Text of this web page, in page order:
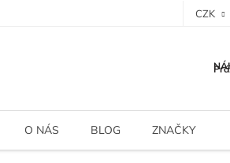
CZK
O NÁS BLOG ZNAČKY